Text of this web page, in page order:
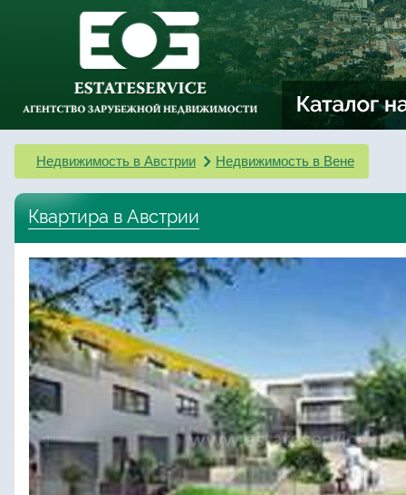
Недвижимость в Австрии Недвижимость в Вене
Квартира в Австрии